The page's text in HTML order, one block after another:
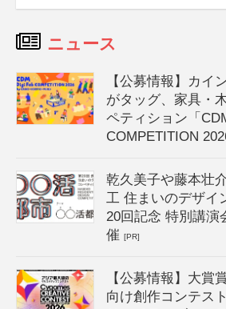
ニュース
【公募情報】カイ
がタッグ、家具・
ペティション「
COMPETITION
乾久美子や藤本壮
工 住まいのデザイ
20回記念 特別講演
催[PR]
【公募情報】大賞
向け創作コンテス